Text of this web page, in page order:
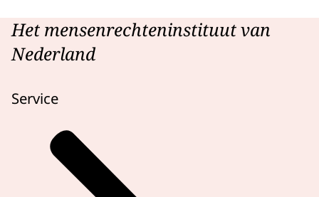
Het mensenrechteninstituut van
Nederland
Service